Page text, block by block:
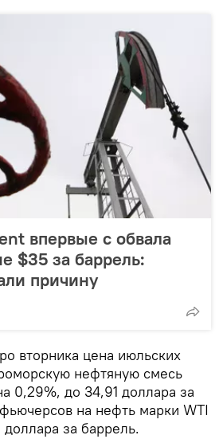
впервые с обвала
$35 за баррель:
причину
вторника цена июльских
нефтяную смесь
0,29%, до 34,91 доллара за
на нефть марки WTI
за баррель.